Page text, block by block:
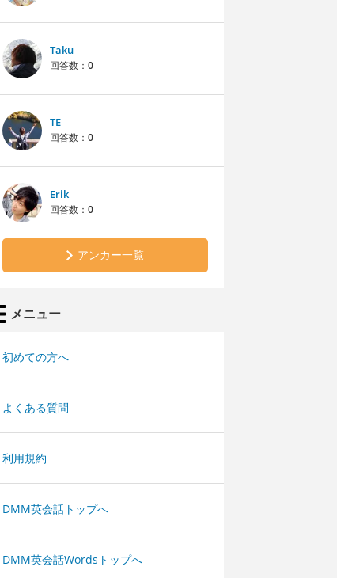
Taku
回答数： 0
TE
回答数： 0
Erik
回答数： 0
アンカー一覧
メニュー
初めての方へ
よくある質問
利用規約
DMM英会話トップへ
DMM英会話Wordsトップへ